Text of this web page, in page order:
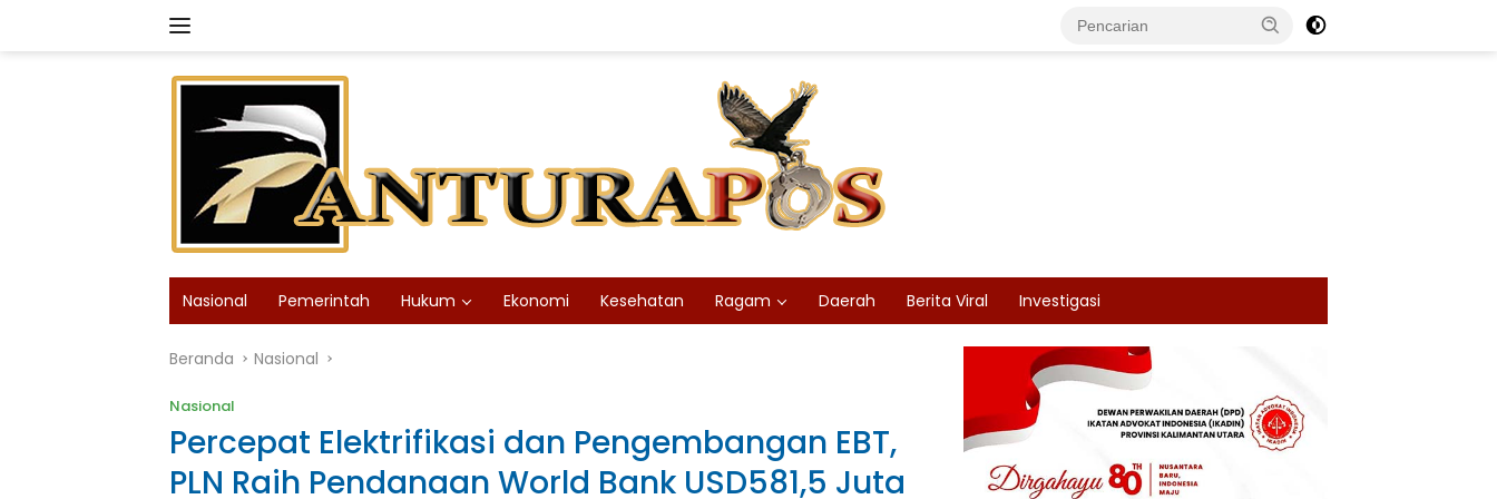
Nasional Pemerintah Hukum Ekonomi Kesehatan Ragam Daerah Berita Viral Investigasi
Beranda Nasional
Nasional
Percepat Elektrifikasi dan Pengembangan EBT,
PLN Raih Pendanaan World Bank USD581,5 Juta